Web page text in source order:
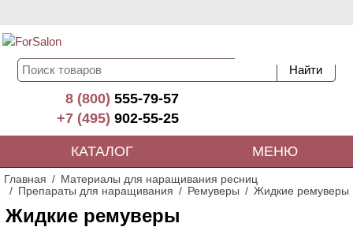
8 (800)555-79-57
+7 (495)902-55-25
КАТАЛОГ МЕНЮ
Главная
Материалы для наращивания ресниц
Препараты для наращивания
Ремуверы Жидкие ремуверы
Жидкие ремуверы